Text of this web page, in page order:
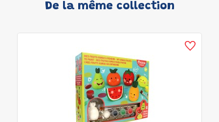
De la même collection